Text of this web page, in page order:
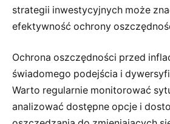
strategii inwestycyjnych może
efektywność ochrony
Ochrona oszczędności przed
świadomego podejścia i
Warto regularnie monitorować
analizować dostępne opcje i